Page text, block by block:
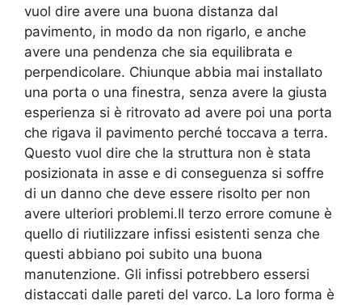
vuol dire avere una buona distanza dal
pavimento, in modo da non rigarlo, e anche
avere una pendenza che sia equilibrata e
perpendicolare. Chiunque abbia mai installato
una porta o una finestra, senza avere la giusta
esperienza si è ritrovato ad avere poi una porta
che rigava il pavimento perché toccava a terra.
Questo vuol dire che la struttura non è stata
posizionata in asse e di conseguenza si soffre
di un danno che deve essere risolto per non
avere ulteriori problemi.Il terzo errore comune è
quello di riutilizzare infissi esistenti senza che
questi abbiano poi subito una buona
manutenzione. Gli infissi potrebbero essersi
distaccati dalle pareti del varco. La loro forma è